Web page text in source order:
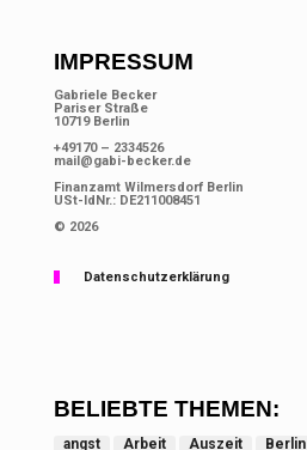
IMPRESSUM
Gabriele Becker
Pariser Straße
10719 Berlin
+49170 – 2334526
mail@gabi-becker.de
Finanzamt Wilmersdorf Berlin
USt-IdNr.: DE211008451
© 2026
Datenschutzerklärung
BELIEBTE THEMEN:
angst Arbeit Auszeit Berlin